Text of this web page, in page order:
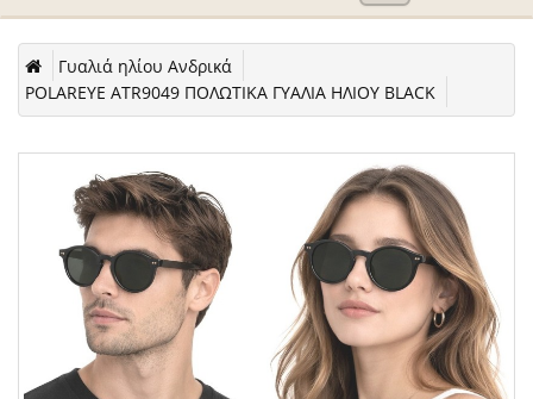
Γυαλιά ηλίου Ανδρικά
POLAREYE ATR9049 ΠΟΛΩΤΙΚΑ ΓΥΑΛΙΑ ΗΛΙΟΥ BLACK